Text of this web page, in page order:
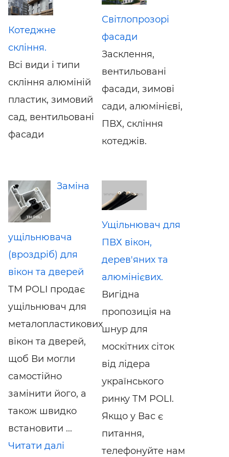
Котеджне
скління.
Всі види і типи
скління алюміній
пластик, зимовий
сад, вентильовані
фасади
Світлопрозорі
фасади
Засклення,
вентильовані
фасади, зимові
сади, алюмінієві,
ПВХ, скління
котеджів.
Заміна
ущільнювача
(вроздріб) для
вікон та дверей
ТМ POLI продає
ущільнювач для
металопластикових
вікон та дверей,
щоб Ви могли
самостійно
замінити його, а
також швидко
встановити ...
Читати далі
Ущільнювач для
ПВХ вікон,
дерев'яних та
алюмінієвих.
Вигідна
пропозиція на
шнур для
москітних сіток
від лідера
українського
ринку ТМ POLI.
Якщо у Вас є
питання,
телефонуйте нам